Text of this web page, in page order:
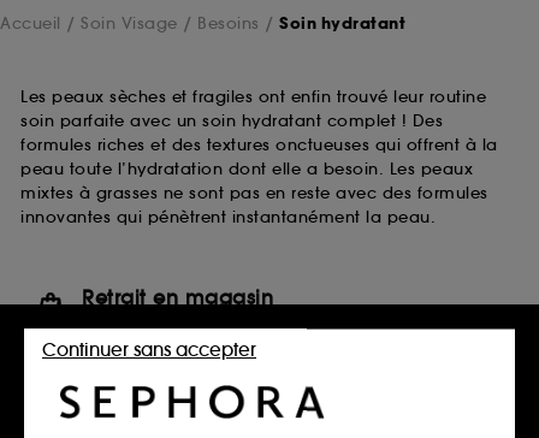
Accueil Soin Visage Besoins Soin hydratant
Les peaux sèches et fragiles ont enfin trouvé leur routine
soin parfaite avec un soin hydratant complet ! Des
formules riches et des textures onctueuses qui offrent à la
peau toute l’hydratation dont elle a besoin. Les peaux
mixtes à grasses ne sont pas en reste avec des formules
innovantes qui pénètrent instantanément la peau.
Retrait en magasin
Click & Collect en 2h offert
En savoir plus
Livraison standard offerte
Continuer sans accepter